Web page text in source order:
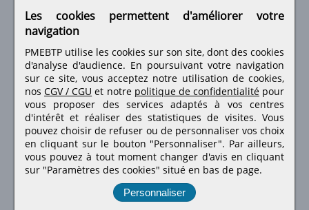
Retrouvez-nous sur les réseaux sociaux
Les cookies permettent d'améliorer votre
navigation
PMEBTP utilise les cookies sur son site, dont des cookies
d'analyse d'audience. En poursuivant votre navigation
sur ce site, vous acceptez notre utilisation de cookies,
nos CGV / CGU et notre politique de confidentialité pour
vous proposer des services adaptés à vos centres
d'intérêt et réaliser des statistiques de visites.Vous
pouvez choisir de refuser ou de personnaliser vos choix
en cliquant sur le bouton "Personnaliser". Par ailleurs,
vous pouvez à tout moment changer d'avis en cliquant
sur "Paramètres des cookies" situé en bas de page.
Personnaliser